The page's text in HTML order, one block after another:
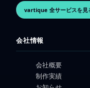
vartique 全サービスを見
会社情報
会社概要
制作実績